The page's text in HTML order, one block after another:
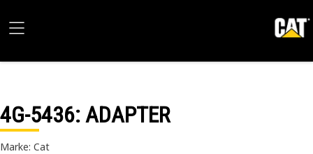
4G-5436: ADAPTER
Marke: Cat